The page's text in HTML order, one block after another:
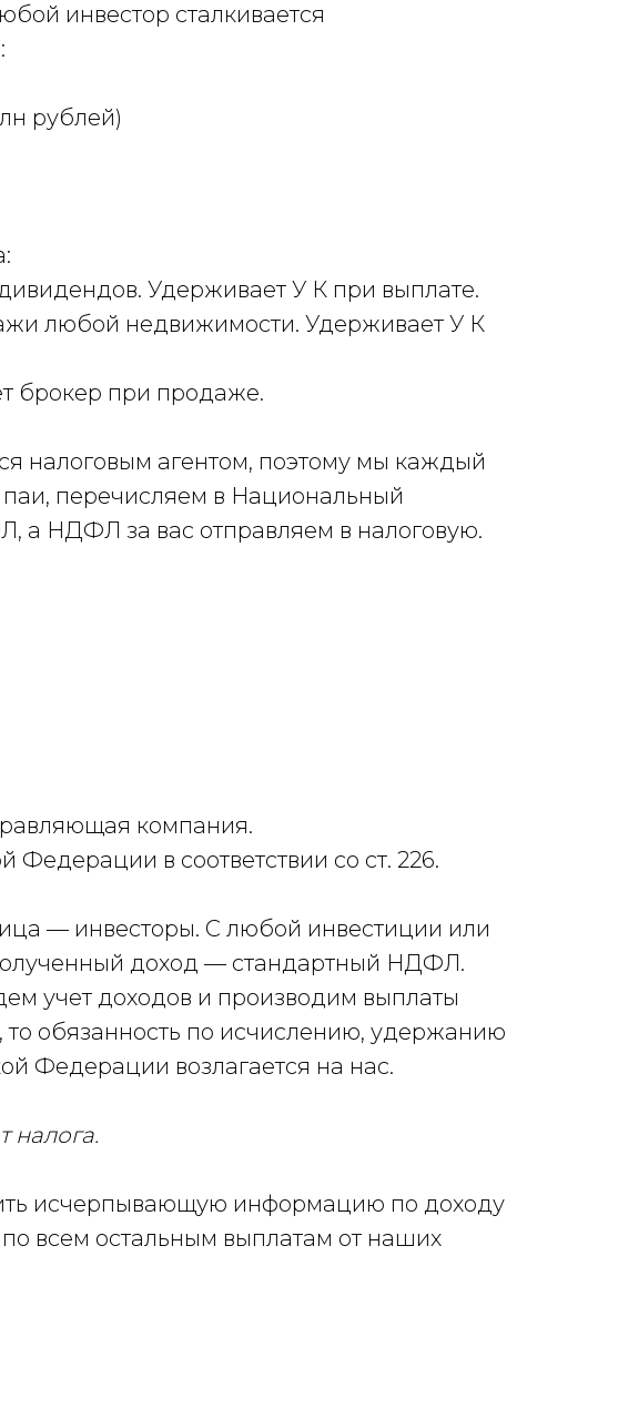
инвестор сталкивается
рублей)
Удерживает У К при выплате.
любой недвижимости. Удерживает У К
брокер при продаже.
налоговым агентом, поэтому мы каждый
перечисляем в Национальный
а НДФЛ за вас отправляем в налоговую.
компания.
в соответствии со ст. 226.
— инвесторы. С любой инвестиции или
доход — стандартный НДФЛ.
учет доходов и производим выплаты
то обязанность по исчислению, удержанию
Федерации возлагается на нас.
налога.
исчерпывающую информацию по доходу
всем остальным выплатам от наших